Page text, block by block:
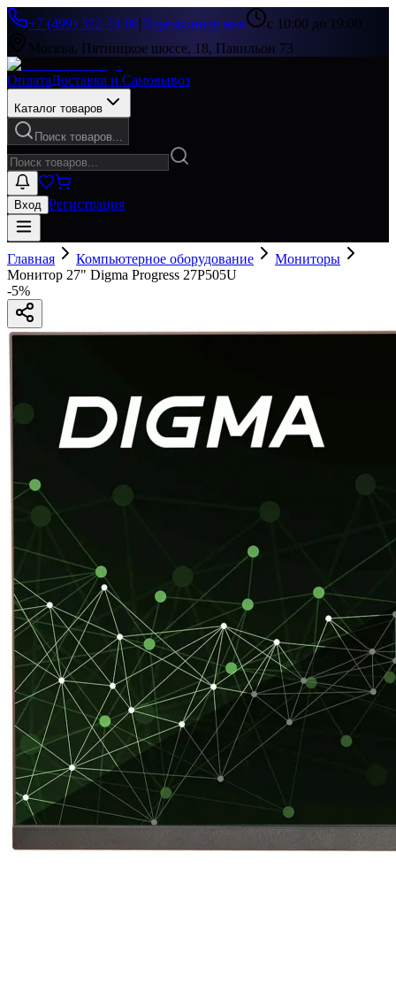
+7 (499) 322-33-86|Перезвоните мне
с 10:00 до 19:00
Москва, Пятницкое шоссе, 18, Павильон 73
ОплатаДоставка и Самовывоз
Каталог товаров
Поиск товаров...
Вход Регистрация
Главная Компьютерное оборудование
Мониторы
Монитор 27" Digma Progress 27P505U
-5%